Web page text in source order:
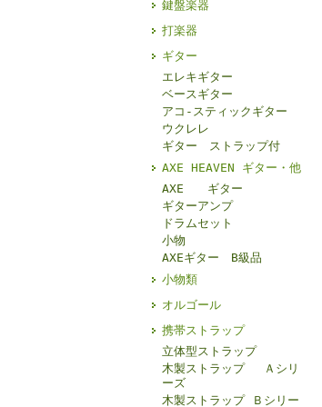
鍵盤楽器
打楽器
ギター
エレキギター
ベースギター
アコ-スティックギター
ウクレレ
ギター ストラップ付
AXE HEAVEN ギター・他
AXE ギター
ギターアンプ
ドラムセット
小物
AXEギター B級品
小物類
オルゴール
携帯ストラップ
立体型ストラップ
木製ストラップ Ａシリ
ーズ
木製ストラップ Ｂシリー